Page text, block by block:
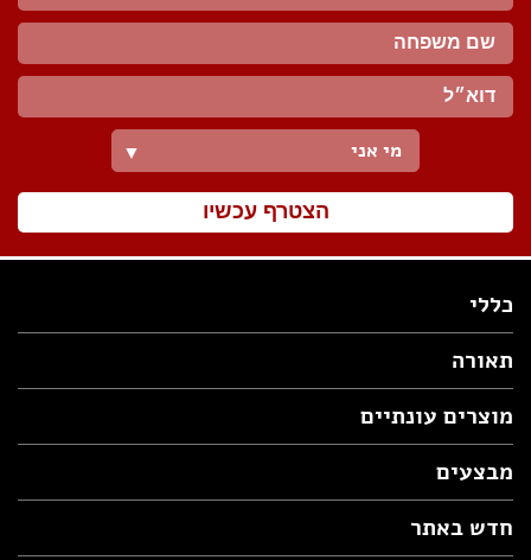
מי אני ▼
הצטרף עכשיו
כללי
תאורה
מוצרים עונתיים
מבצעים
חדש באתר